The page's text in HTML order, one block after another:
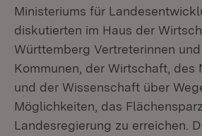
Ministeriums für
diskutierten im Haus der
Württemberg Vertreterinnen
Kommunen, der Wirtschaft, des
und der Wissenschaft über
Möglichkeiten, das
Landesregierung zu erreichen.